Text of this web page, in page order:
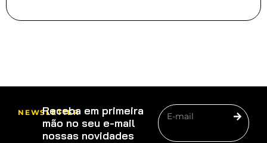
NEWSLETTER
Receba em primeira
mão no seu e-mail
nossas novidades